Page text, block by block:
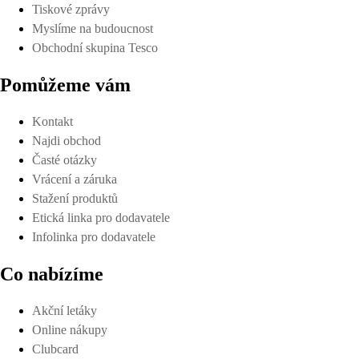
Tiskové zprávy
Myslíme na budoucnost
Obchodní skupina Tesco
Pomůžeme vám
Kontakt
Najdi obchod
Časté otázky
Vrácení a záruka
Stažení produktů
Etická linka pro dodavatele
Infolinka pro dodavatele
Co nabízíme
Akční letáky
Online nákupy
Clubcard